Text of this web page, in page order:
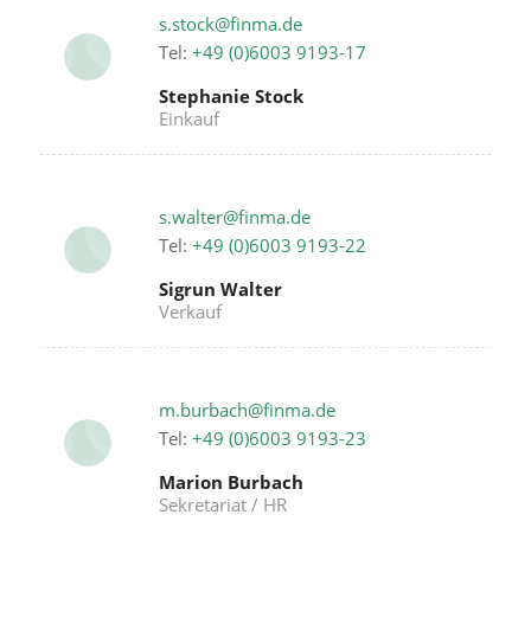
s.stock@finma.de
Tel: +49 (0)6003 9193-17
Stephanie Stock
Einkauf
s.walter@finma.de
Tel: +49 (0)6003 9193-22
Sigrun Walter
Verkauf
m.burbach@finma.de
Tel: +49 (0)6003 9193-23
Marion Burbach
Sekretariat / HR